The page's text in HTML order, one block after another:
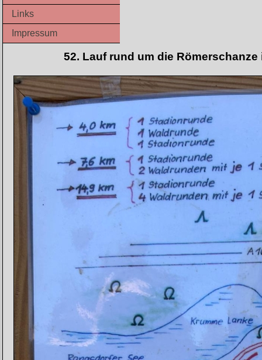
Links
Impressum
52. Lauf rund um die Römerschanze